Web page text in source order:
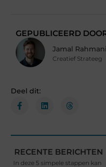
GEPUBLICEERD
Jamal Rahmani
Creatief Strateeg
Deel dit:
RECENTE BERICHTEN
In deze 5 simpele stappen kan